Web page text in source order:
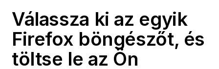
Válassza ki az egyik
Firefox böngészőt, és
töltse le az Ön